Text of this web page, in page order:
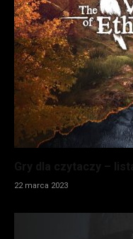
22 marca 2023